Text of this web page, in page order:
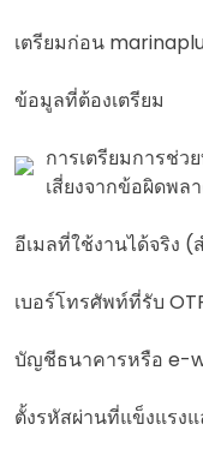
เตรียมก่อน
ข้อมูลที่ต้องเตรียม
การเตรียมการช่
เสี่ยงจากข้อผิดพล
อีเมลที่ใช้งานได้จริง
เบอร์โทรศัพท์ที่รับ
บัญชีธนาคารหรือ e-
ตั้งรหัสผ่านที่แข็งแรง